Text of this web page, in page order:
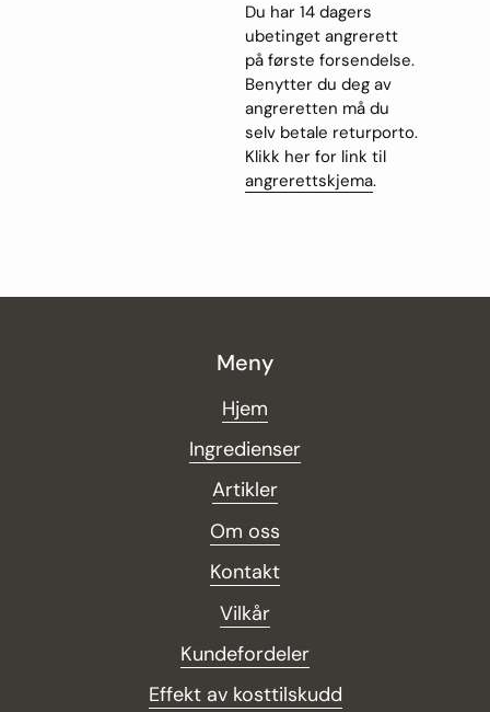
Du har 14 dagers
ubetinget angrerett
på første forsendelse.
Benytter du deg av
angreretten må du
selv betale returporto.
Klikk her for link til
angrerettskjema.
Meny
Hjem
Ingredienser
Artikler
Om oss
Kontakt
Vilkår
Kundefordeler
Effekt av kosttilskudd